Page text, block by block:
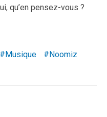
qu’en pensez-vous ?
Musique
Noomiz